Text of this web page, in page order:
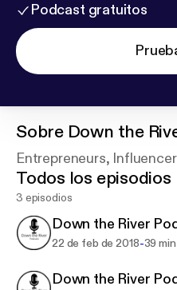
Podcast gratuitos
Sobre Down the
Entrepreneurs,
Todos los episodios
3 episodios
Down the River
22 de feb de 2018-39 min
Down the River